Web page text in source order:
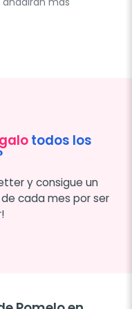
todos los
y consigue un
cada mes por ser